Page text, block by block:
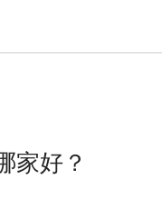
家好？